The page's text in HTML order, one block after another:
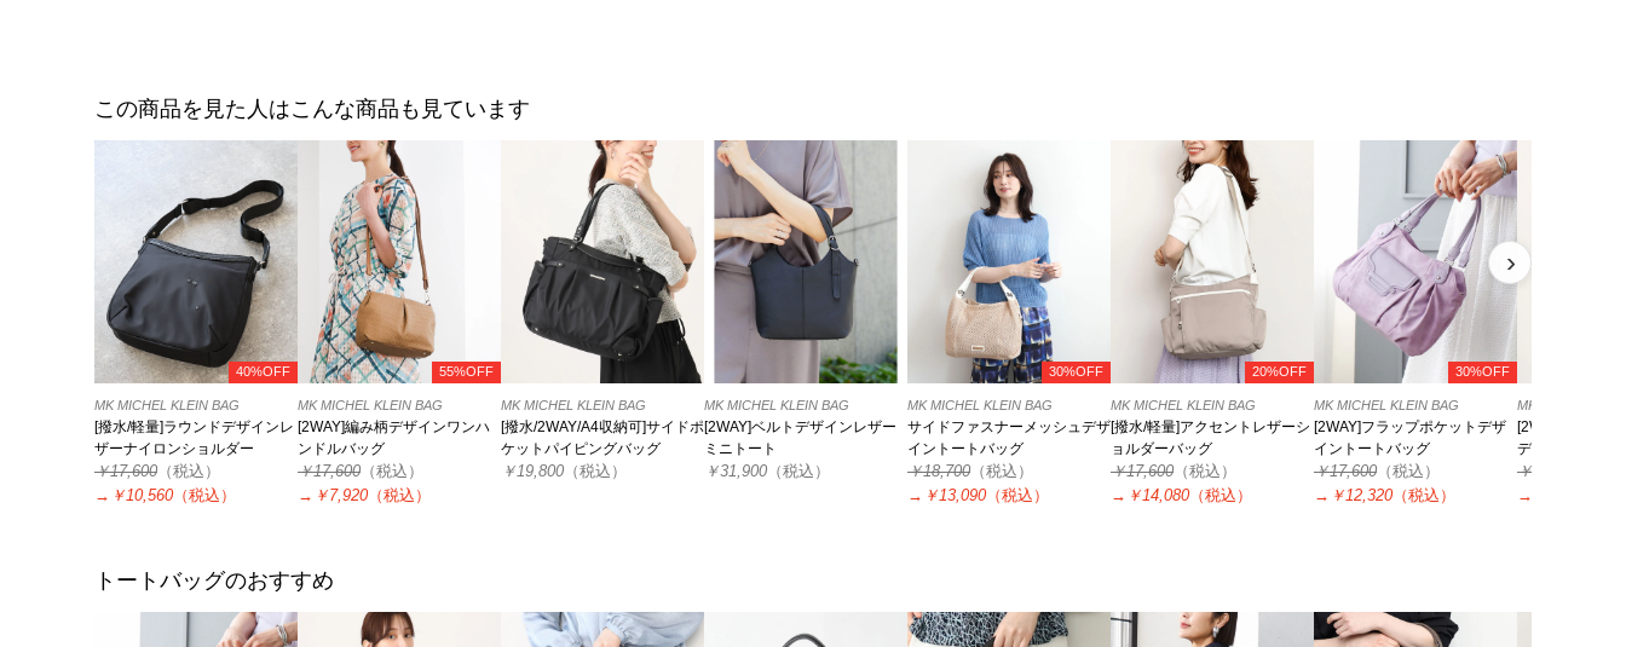
この商品を見た人はこんな商品も見ています
40%OFF
MK MICHEL KLEIN BAG
[撥水/軽量]ラウンドデザインレ
ザーナイロンショルダー
￥17,600 （税込）
→ ￥10,560 （税込）
55%OFF
MK MICHEL KLEIN BAG
[2WAY]編み柄デザインワンハ
ンドルバッグ
￥17,600 （税込）
→ ￥7,920 （税込）
MK MICHEL KLEIN BAG
[撥水/2WAY/A4収納可]サイドポ
ケットパイピングバッグ
￥19,800 （税込）
MK MICHEL KLEIN BAG
[2WAY]ベルトデザインレザー
ミニトート
￥31,900 （税込）
30%OFF
MK MICHEL KLEIN BAG
サイドファスナーメッシュデザ
イントートバッグ
￥18,700 （税込）
→ ￥13,090 （税込）
20%OFF
MK MICHEL KLEIN BAG
[撥水/軽量]アクセントレザーシ
ョルダーバッグ
￥17,600 （税込）
→ ￥14,080 （税込）
30%OFF
MK MICHEL KLEIN BAG
[2WAY]フラップポケットデザ
イントートバッグ
￥17,600 （税込）
→ ￥12,320 （税込）
MK MICHEL
[2WAY/500g以
デザインパンチ
￥18,700
→
›
トートバッグのおすすめ